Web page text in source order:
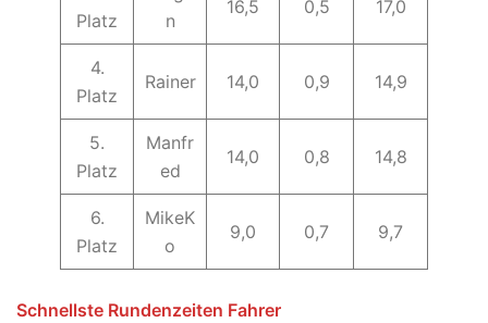
Platz
n
16,5 0,5 17,0
4.
Platz
Rainer 14,0 0,9 14,9
5.
Platz
Manfr
ed
14,0 0,8 14,8
6.
Platz
MikeK
o
9,0 0,7 9,7
Schnellste Rundenzeiten Fahrer